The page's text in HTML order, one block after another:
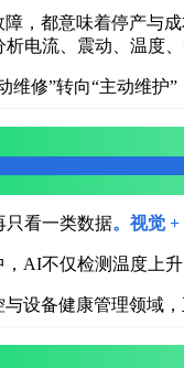
，都意味着停产与
电流、震动、温度
维修”转向“主动维护
只看一类数据。视觉
AI不仅检测温度上
设备健康管理领域